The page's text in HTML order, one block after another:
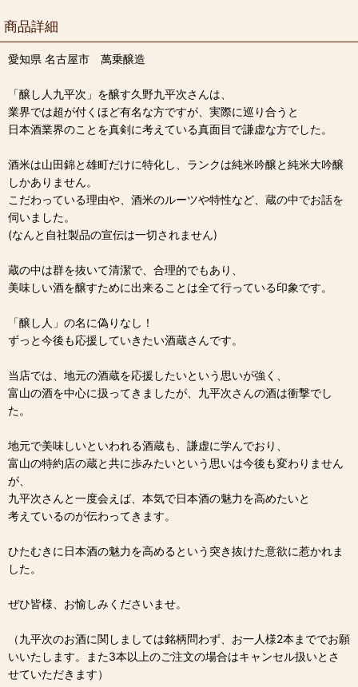
商品詳細
愛知県 名古屋市 萬乗醸造
「醸し人九平次」を醸す久野九平次さんは、
業界では超が付くほど有名な方ですが、実際に巡り合うと
日本酒業界のことを真剣に考えている真面目で謙虚な方でした。
酒米は山田錦と雄町だけに特化し、ランクは純米吟醸と純米大吟醸
しかありません。
こだわっている理由や、酒米のルーツや特性など、蔵の中でお話を
伺いました。
(なんと自社製品の宣伝は一切されません)
蔵の中は群を抜いて清潔で、合理的でもあり、
美味しい酒を醸すために出来ることは全て行っている印象です。
「醸し人」の名に偽りなし！
ずっと今後も応援していきたい酒蔵さんです。
当店では、地元の酒蔵を応援したいという思いが強く、
富山の酒を中心に扱ってきましたが、九平次さんの酒は衝撃でし
た。
地元で美味しいといわれる酒蔵も、謙虚に学んでおり、
富山の特約店の蔵と共に歩みたいという思いは今後も変わりません
が、
九平次さんと一度会えば、本気で日本酒の魅力を高めたいと
考えているのが伝わってきます。
ひたむきに日本酒の魅力を高めるという突き抜けた意欲に惹かれま
した。
ぜひ皆様、お愉しみくださいませ。
（九平次のお酒に関しましては銘柄問わず、お一人様2本まででお願
いいたします。また3本以上のご注文の場合はキャンセル扱いとさ
せていただきます）